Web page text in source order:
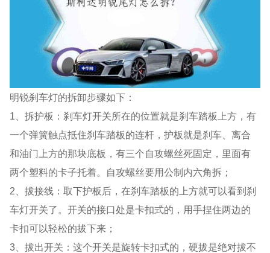
明锐刹车灯的拆卸步骤如下：
1、拆护板：刹车灯开关所在的位置就是刹车踏板上方，有
一个弹簧触点抵住刹车踏板的连杆，护板就是刹车、离合
和油门上方的那块底板，有三个自攻螺丝死固定，里面有
两个塑料的卡子托着。自攻螺丝要用公制内六角拆；
2、拔接线：取下护板后，在刹车踏板的上方就可以看到刹
车灯开关了。开关的接口处是卡扣式的，用手捏住两边的
卡扣可以轻松的拔下来；
3、拔出开关：这个开关是旋转卡扣式的，硬拔是绝对拔不